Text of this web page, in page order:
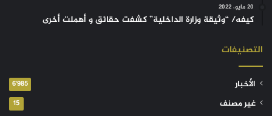
20 مايو، 2022
كيفه/ “وثيقة وزارة الداخلية” كشفت حقائق و أهملت أخرى
التصنيفات
الأخبار 6٬985
غير مصنف 15